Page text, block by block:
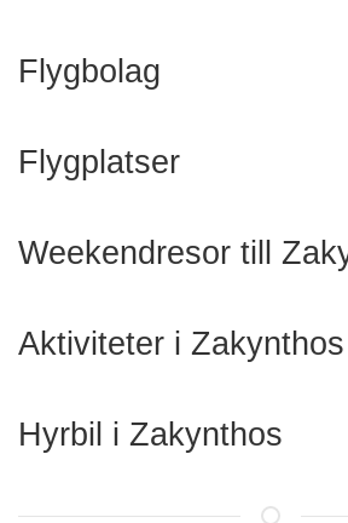
Flygbolag
Flygplatser
Weekendresor till
Aktiviteter i Zakynthos
Hyrbil i Zakynthos